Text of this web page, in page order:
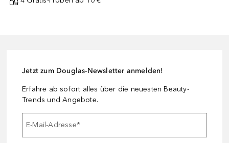
Jetzt zum Douglas-Newsletter anmelden!
Erfahre ab sofort alles über die neuesten Beauty-
Trends und Angebote.
E-Mail-Adresse*